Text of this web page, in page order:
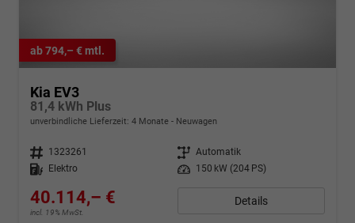
ab 794,– € mtl.
Kia EV3
81,4 kWh Plus
unverbindliche Lieferzeit: 4 Monate Neuwagen
Fahrzeugnr. 1323261 Getriebe Automatik
Kraftstoff
Elektro Leistung 150 kW (204 PS)
40.114,– €
incl. 19% MwSt.
Details